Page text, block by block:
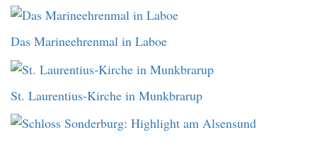
Das Marineehrenmal in Laboe
St. Laurentius-Kirche in Munkbrarup